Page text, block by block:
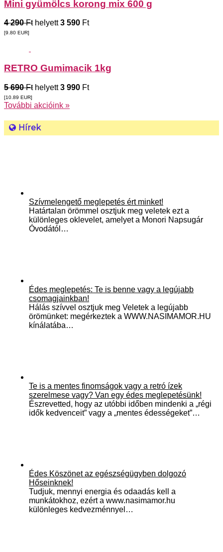
Mini gyümölcs korong mix 600 g
4 290 Fthelyett3 590 Ft
[9.80 EUR]
RETRO Gumimacik 1kg
5 690 Fthelyett3 990 Ft
[10.89 EUR]
További akcióink »
Hírek
Szívmelengető meglepetés ért minket!
Határtalan örömmel osztjuk meg veletek ezt a
különleges oklevelet, amelyet a Monori Napsugár
Óvodától…
Édes meglepetés: Te is benne vagy a legújabb
csomagjainkban!
Hálás szívvel osztjuk meg Veletek a legújabb
örömünket: megérkeztek a WWW.NASIMAMOR.HU
kínálatába…
Te is a mentes finomságok vagy a retró ízek
szerelmese vagy? Van egy édes meglepetésünk!
Észrevetted, hogy az utóbbi időben mindenki a „régi
idők kedvenceit” vagy a „mentes édességeket”…
Édes Köszönet az egészségügyben dolgozó
Hőseinknek!
Tudjuk, mennyi energia és odaadás kell a
munkátokhoz, ezért a www.nasimamor.hu
különleges kedvezménnyel…